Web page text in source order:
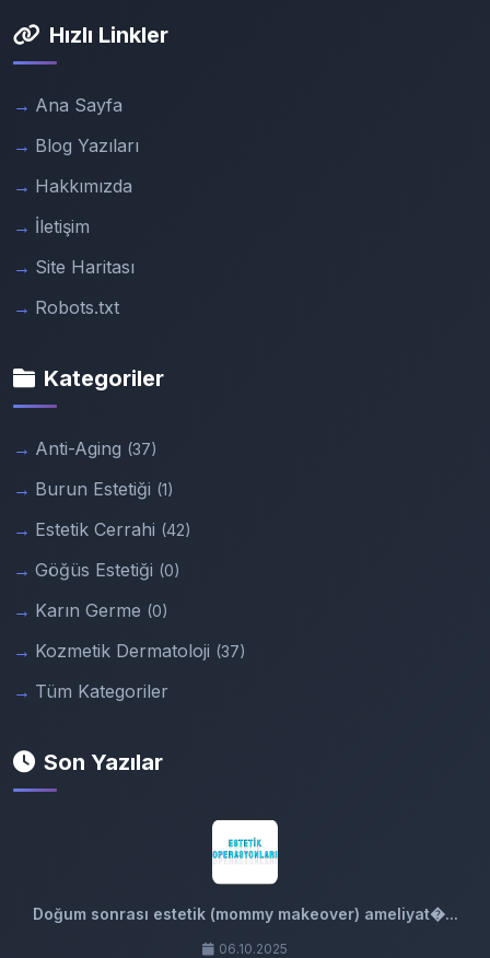
Hızlı Linkler
Ana Sayfa
Blog Yazıları
Hakkımızda
İletişim
Site Haritası
Robots.txt
Kategoriler
Anti-Aging (37)
Burun Estetiği (1)
Estetik Cerrahi (42)
Göğüs Estetiği (0)
Karın Germe (0)
Kozmetik Dermatoloji (37)
Tüm Kategoriler
Son Yazılar
Doğum sonrası estetik (mommy makeover) ameliyat�...
06.10.2025